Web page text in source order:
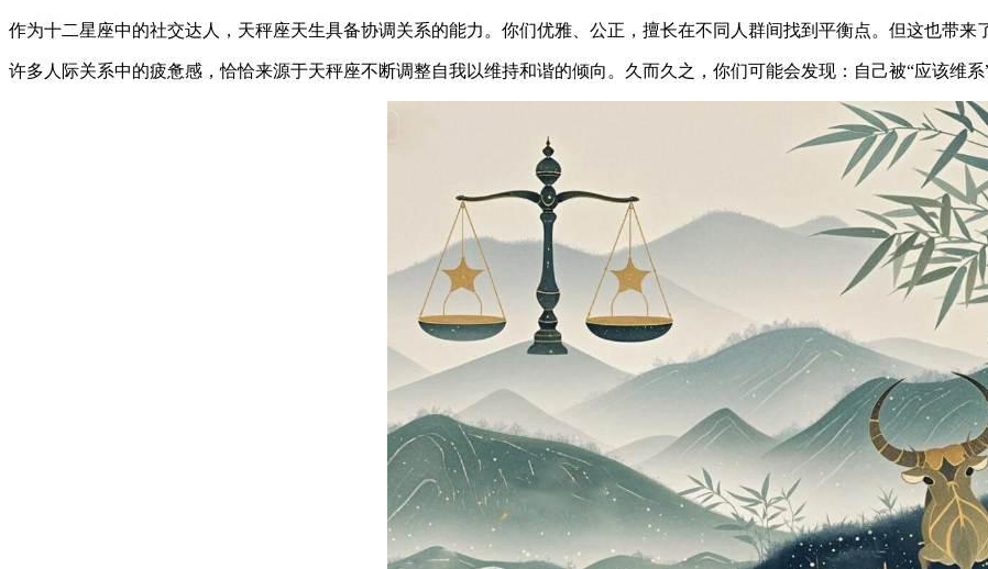
作为十二星座中的社交达人，天秤座天生具备协调关系的能力。你们优雅、公正，擅长在不同人群间找到平衡点。但这也带来
许多人际关系中的疲惫感，恰恰来源于天秤座不断调整自我以维持和谐的倾向。久而久之，你们可能会发现：自己被“应该维系